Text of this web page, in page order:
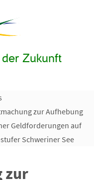
Zukunft
zur Aufhebung
Geldforderungen auf
Schweriner See
zur